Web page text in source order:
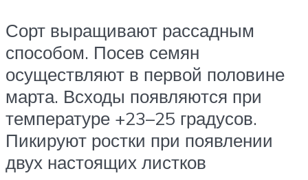
Сорт выращивают рассадным
способом. Посев семян
осуществляют в первой половине
марта. Всходы появляются при
температуре +23–25 градусов.
Пикируют ростки при появлении
двух настоящих листков